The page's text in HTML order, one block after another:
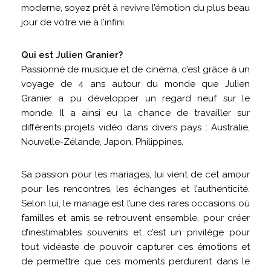
moderne, soyez prêt à revivre l’émotion du plus beau
jour de votre vie à l’infini.
Qui est Julien Granier?
Passionné de musique et de cinéma, c’est grâce à un
voyage de 4 ans autour du monde que Julien
Granier a pu développer un regard neuf sur le
monde. Il a ainsi eu la chance de travailler sur
différents projets vidéo dans divers pays : Australie,
Nouvelle-Zélande, Japon, Philippines.
Sa passion pour les mariages, lui vient de cet amour
pour les rencontres, les échanges et l’authenticité.
Selon lui, le mariage est l’une des rares occasions où
familles et amis se retrouvent ensemble, pour créer
d’inestimables souvenirs et c’est un privilège pour
tout vidéaste de pouvoir capturer ces émotions et
de permettre que ces moments perdurent dans le